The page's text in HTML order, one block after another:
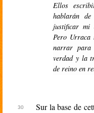
Ellos escribirán la historia a su modo;
hablarán
justificar mi
Pero Urraca
narrar para
verdad y la
de reino en
Sur la base de